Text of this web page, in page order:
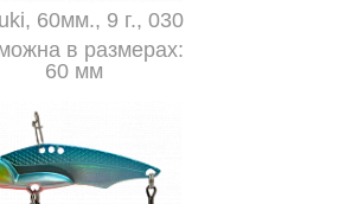
60мм., 9 г., 030
в размерах:
60 мм